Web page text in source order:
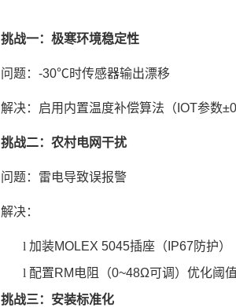
挑战一：极寒环境稳定性
问题 ‌：-30℃时传感器输出漂移
解决：启用内置温度补偿算法（IOT参数
挑战二：农村电网干扰
问题 ‌：雷电导致误报警
解决‌：
l 加装MOLEX 5045插座（IP67防护）
l 配置RM电阻（0~48Ω可调）优化阈值
挑战三：安装标准化